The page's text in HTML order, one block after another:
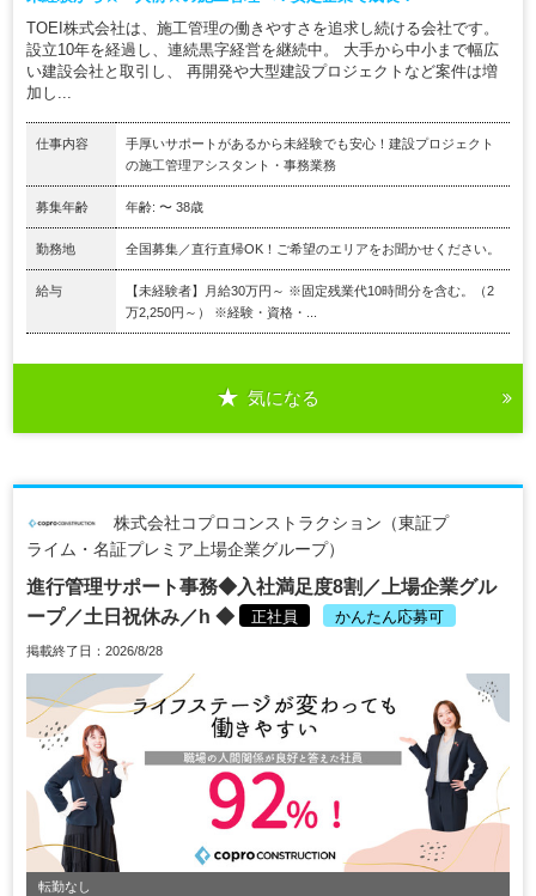
TOEI株式会社は、施工管理の働きやすさを追求し続ける会社です。
設立10年を経過し、連続黒字経営を継続中。 大手から中小まで幅広
い建設会社と取引し、 再開発や大型建設プロジェクトなど案件は増
加し...
仕事内容
手厚いサポートがあるから未経験でも安心！建設プロジェクト
の施工管理アシスタント・事務業務
募集年齢 年齢: 〜 38歳
勤務地 全国募集／直行直帰OK！ご希望のエリアをお聞かせください。
給与
【未経験者】月給30万円～ ※固定残業代10時間分を含む。（2
万2,250円～） ※経験・資格・...
気になる
株式会社コプロコンストラクション（東証プ
ライム・名証プレミア上場企業グループ）
進行管理サポート事務◆入社満足度8割／上場企業グル
ープ／土日祝休み／h ◆
正社員 かんたん応募可
掲載終了日：2026/8/28
転勤なし